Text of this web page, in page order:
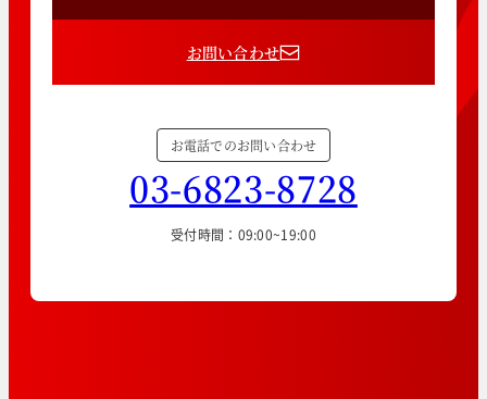
お問い合わせ
お電話でのお問い合わせ
03-6823-8728
受付時間：09:00~19:00